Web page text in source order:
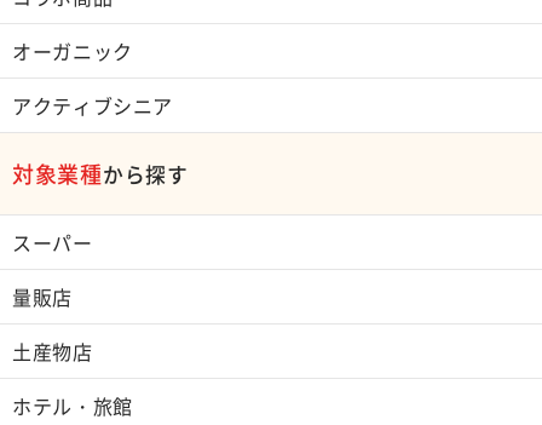
オーガニック
アクティブシニア
対象業種から探す
スーパー
量販店
土産物店
ホテル・旅館